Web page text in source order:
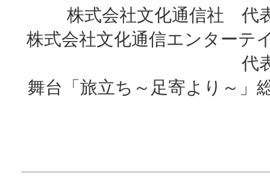
株式会社文化通信社 代
株式会社文化通信エンター
代
舞台「旅立ち～足寄より～」